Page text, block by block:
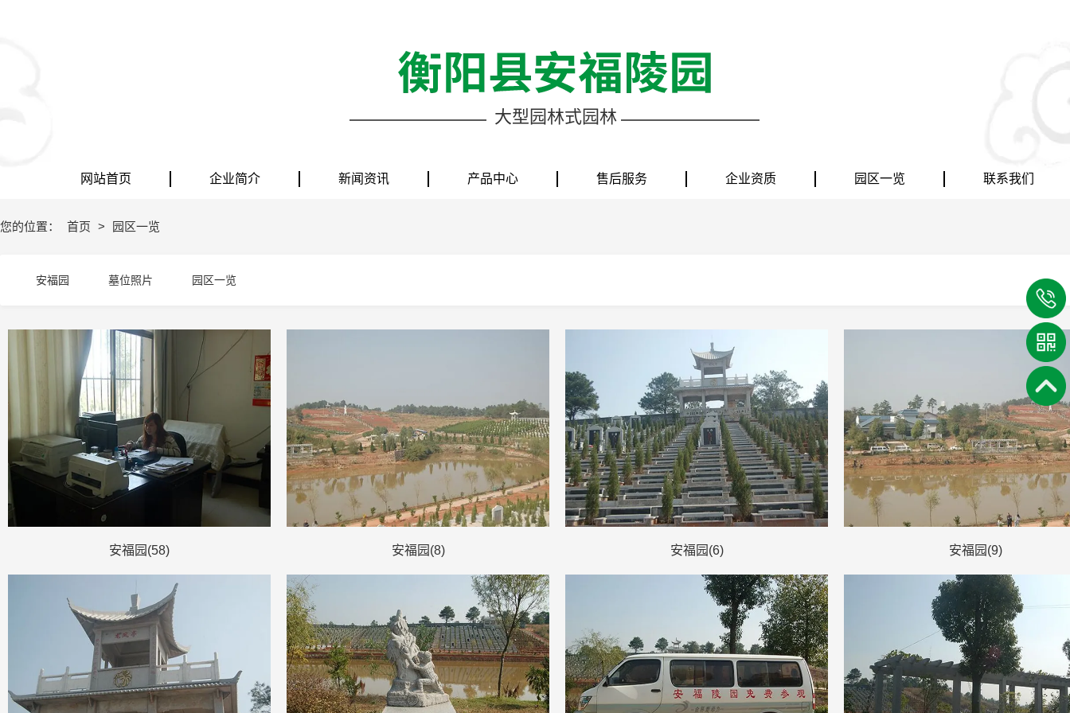
网站首页 企业简介 新闻资讯 产品中心 售后服务 企业资质 园区一览 联系我们
大型园林式园林
您的位置： 首页 > 园区一览
安福园 墓位照片 园区一览
安福园(58) 安福园(8) 安福园(6) 安福园(9)